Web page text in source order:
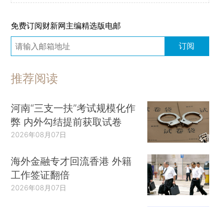
免费订阅财新网主编精选版电邮
订阅
推荐阅读
河南“三支一扶”考试规模化作
弊 内外勾结提前获取试卷
2026年08月07日
海外金融专才回流香港 外籍
工作签证翻倍
2026年08月07日